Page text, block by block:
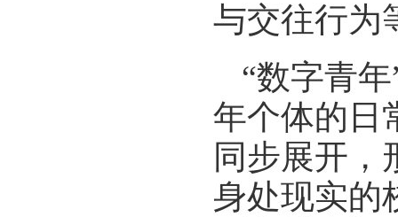
与交往行为
“数字青
年个体的日
同步展开，
身处现实的